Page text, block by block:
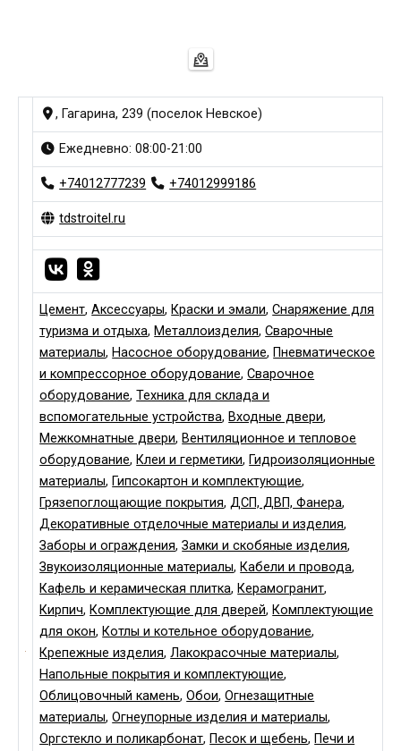
, Гагарина, 239 (поселок Невское)
Ежедневно: 08:00-21:00
+74012777239 +74012999186
tdstroitel.ru
Цемент,Аксессуары, Краски и эмали,Снаряжение для
туризма и отдыха, Металлоизделия,Сварочные
материалы, Насосное оборудование, Пневматическое
и компрессорное оборудование,Сварочное
оборудование,Техника для склада и
вспомогательные устройства, Входные двери,
Межкомнатные двери, Вентиляционное и тепловое
оборудование, Клеи и герметики, Гидроизоляционные
материалы, Гипсокартон и комплектующие,
Грязепоглощающие покрытия,ДСП, ДВП, Фанера,
Декоративные отделочные материалы и изделия,
Заборы и ограждения,Замки и скобяные изделия,
Звукоизоляционные материалы, Кабели и провода,
Кафель и керамическая плитка, Керамогранит,
Кирпич, Комплектующие для дверей, Комплектующие
для окон, Котлы и котельное оборудование,
Крепежные изделия,Лакокрасочные материалы,
Напольные покрытия и комплектующие,
Облицовочный камень,Обои,Огнезащитные
материалы,Огнеупорные изделия и материалы,
Оргстекло и поликарбонат, Песок и щебень, Печи и